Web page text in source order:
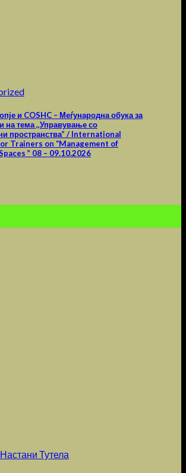
и COSHC – Меѓународна обука за
на тема ,,Управување со
пространства” / International
Trainers on “Management of
” 08 – 09.10.2026
Тутела